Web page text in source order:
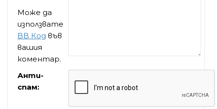
Може да
използвате
BB Код във
вашия
коментар.
Анти-
спам: